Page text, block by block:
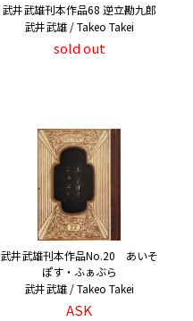
武井武雄刊本作品68 逆立勘九郎
武井武雄 / Takeo Takei
sold out
武井武雄刊本作品No.20 あいそ
ぽす・ふぁぶら
武井武雄 / Takeo Takei
ASK